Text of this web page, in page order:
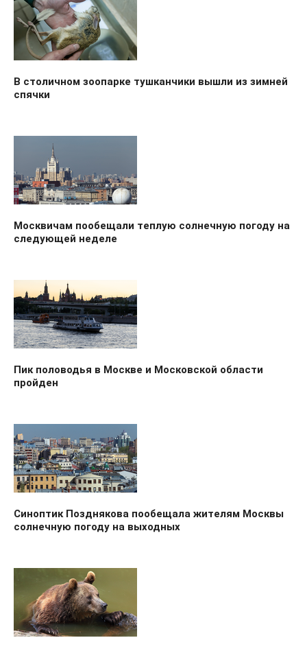
В столичном зоопарке тушканчики вышли из зимней
спячки
Москвичам пообещали теплую солнечную погоду на
следующей неделе
Пик половодья в Москве и Московской области
пройден
Синоптик Позднякова пообещала жителям Москвы
солнечную погоду на выходных